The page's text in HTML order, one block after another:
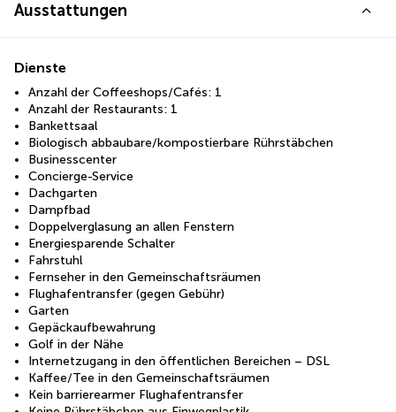
Ausstattungen
Dienste
Anzahl der Coffeeshops/Cafés: 1
Anzahl der Restaurants: 1
Bankettsaal
Biologisch abbaubare/kompostierbare Rührstäbchen
Businesscenter
Concierge-Service
Dachgarten
Dampfbad
Doppelverglasung an allen Fenstern
Energiesparende Schalter
Fahrstuhl
Fernseher in den Gemeinschaftsräumen
Flughafentransfer (gegen Gebühr)
Garten
Gepäckaufbewahrung
Golf in der Nähe
Internetzugang in den öffentlichen Bereichen – DSL
Kaffee/Tee in den Gemeinschaftsräumen
Kein barrierearmer Flughafentransfer